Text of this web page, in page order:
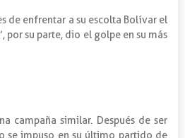
de enfrentar a su escolta Bolívar el
por su parte, dio el golpe en su más
campaña similar. Después de ser
se impuso en su último partido de